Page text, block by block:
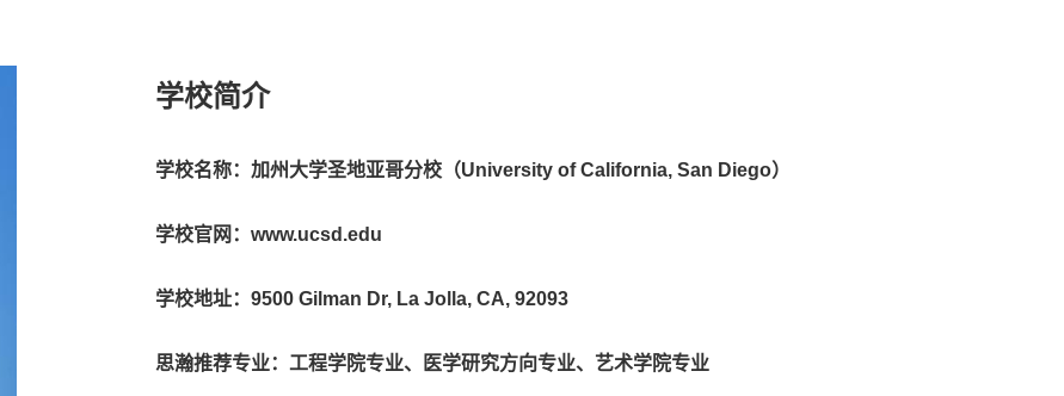
学校简介
学校名称：加州大学圣地亚哥分校（University of California, San Diego）
学校官网：www.ucsd.edu
学校地址：9500 Gilman Dr, La Jolla, CA, 92093
思瀚推荐专业：工程学院专业、医学研究方向专业、艺术学院专业